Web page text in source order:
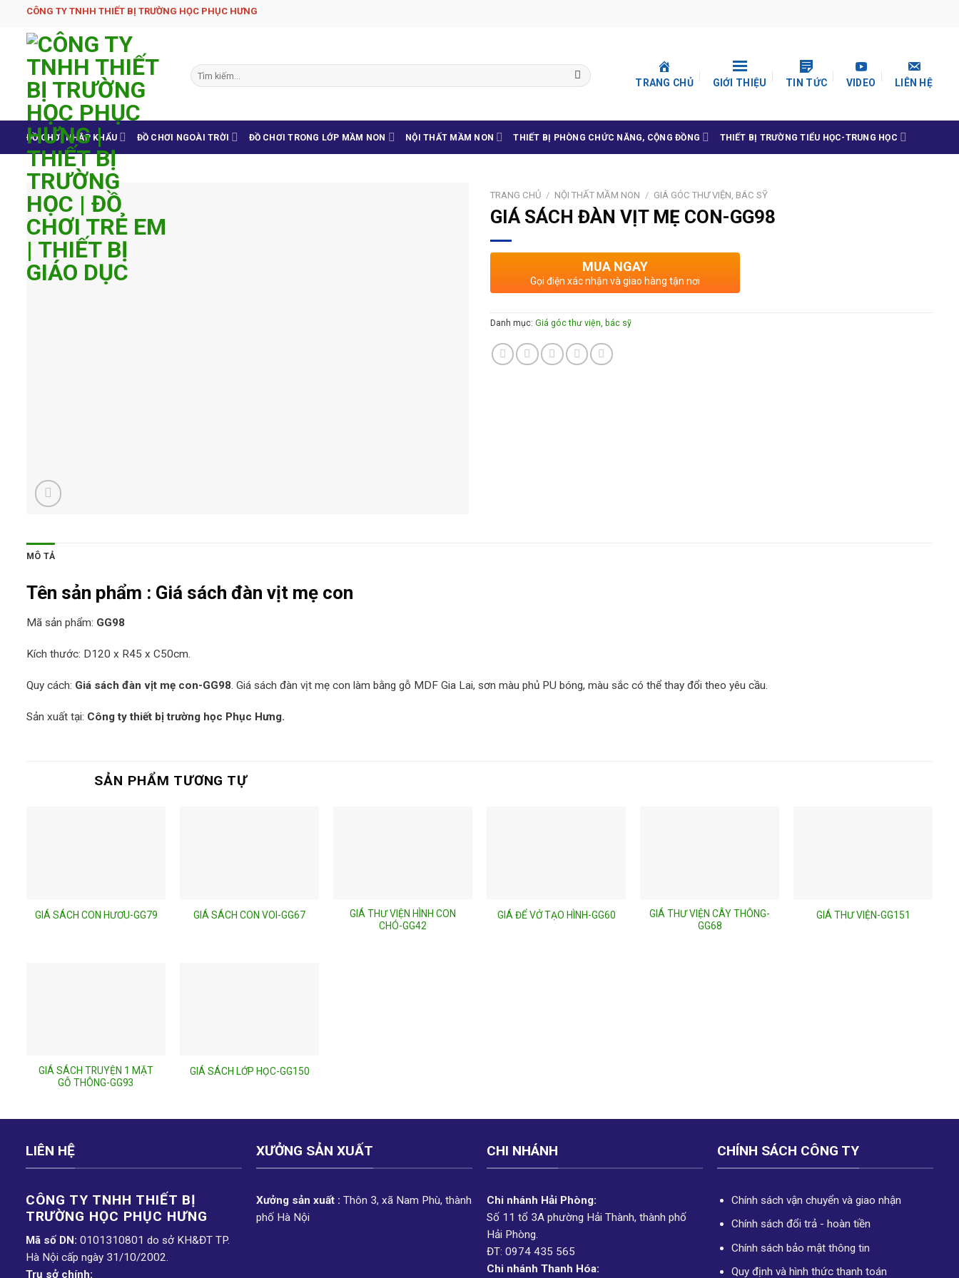
content
CÔNG TY TNHH THIẾT BỊ TRƯỜNG HỌC PHỤC H­ƯNG
Tìm
kiếm:
TRANG CHỦ GIỚI THIỆU TIN TỨC VIDEO LIÊN HỆ
ĐỒ CHƠI NHẬP KHẨU ĐỒ CHƠI NGOÀI TRỜI ĐỒ CHƠI TRONG LỚP MẦM NON NỘI THẤT MẦM NON THIẾT BỊ PHÒNG CHỨC NĂNG, CỘNG ĐỒNG THIẾT BỊ TRƯỜNG TIỂU HỌC-TRUNG HỌC
TRANG CHỦ / NỘI THẤT MẦM NON / GIÁ GÓC THƯ VIỆN, BÁC SỸ
GIÁ SÁCH ĐÀN VỊT MẸ CON-GG98
MUA NGAY
Gọi điện xác nhận và giao hàng tận nơi
Danh mục: Giá góc thư viện, bác sỹ
MÔ TẢ
Tên sản phẩm : Giá sách đàn vịt mẹ con
Mã sản phẩm: GG98
Kích thước: D120 x R45 x C50cm.
Quy cách: Giá sách đàn vịt mẹ con-GG98. Giá sách đàn vịt mẹ con làm bằng gỗ MDF Gia Lai, sơn màu phủ PU bóng, màu sắc có thể thay đổi theo yêu cầu.
Sản xuất tại: Công ty thiết bị trường học Phục Hưng.
SẢN PHẨM TƯƠNG TỰ
GIÁ SÁCH CON HƯƠU-GG79 GIÁ SÁCH CON VOI-GG67
GIÁ THƯ VIỆN HÌNH CON
CHÓ-GG42
GIÁ ĐỂ VỞ TẠO HÌNH-GG60
GIÁ THƯ VIỆN CÂY THÔNG-
GG68
GIÁ THƯ VIỆN-GG151
GIÁ SÁCH TRUYỆN 1 MẶT
GỖ THÔNG-GG93
GIÁ SÁCH LỚP HỌC-GG150
LIÊN HỆ
CÔNG TY TNHH THIẾT BỊ
TRƯỜNG HỌC PHỤC H­ƯNG
Mã số DN: 0101310801 do sở KH&ĐT TP.
Hà Nội cấp ngày 31/10/2002.
Trụ sở chính:
XƯỞNG SẢN XUẤT
Xưởng sản xuất : Thôn 3, xã Nam Phù, thành
phố Hà Nội
CHI NHÁNH
Chi nhánh Hải Phòng:
Số 11 tổ 3A phường Hải Thành, thành phố
Hải Phòng.
ĐT: 0974 435 565
Chi nhánh Thanh Hóa:
CHÍNH SÁCH CÔNG TY
Chính sách vận chuyển và giao nhận
Chính sách đổi trả - hoàn tiền
Chính sách bảo mật thông tin
Quy định và hình thức thanh toán